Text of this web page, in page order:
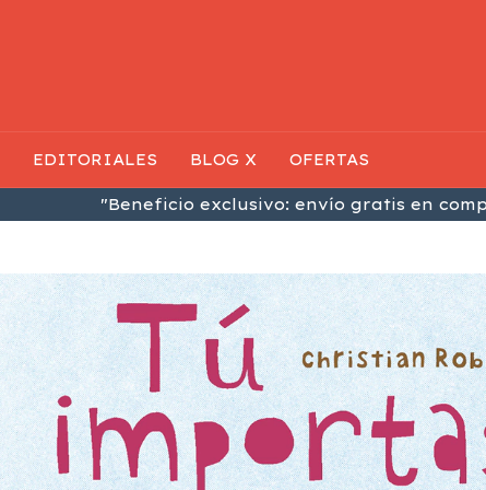
"Beneficio exclusivo: envío gratis en
EDITORIALES BLOG X OFERTAS